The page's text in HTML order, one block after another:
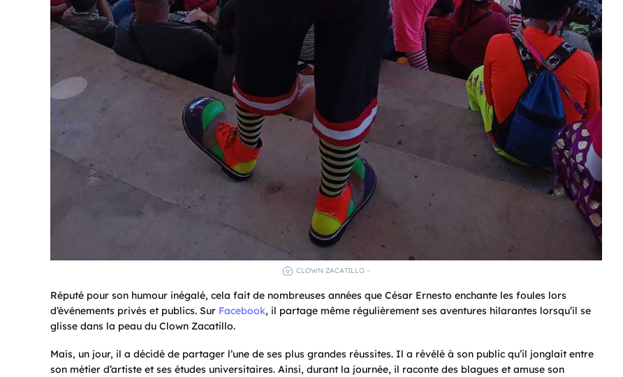
CLOWN ZACATILLO –
Réputé pour son humour inégalé, cela fait de nombreuses années que César Ernesto enchante les foules lors
d’événements privés et publics. Sur Facebook, il partage même régulièrement ses aventures hilarantes lorsqu’il se
glisse dans la peau du Clown Zacatillo.
Mais, un jour, il a décidé de partager l’une de ses plus grandes réussites. Il a révélé à son public qu’il jonglait entre
son métier d’artiste et ses études universitaires. Ainsi, durant la journée, il raconte des blagues et amuse son